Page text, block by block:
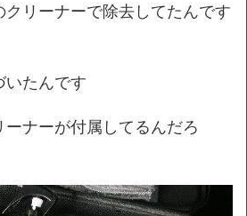
リーナーで除去してたんです
いたんです
ナーが付属してるんだろ